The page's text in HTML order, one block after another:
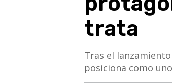
trata
Tras el
posiciona como